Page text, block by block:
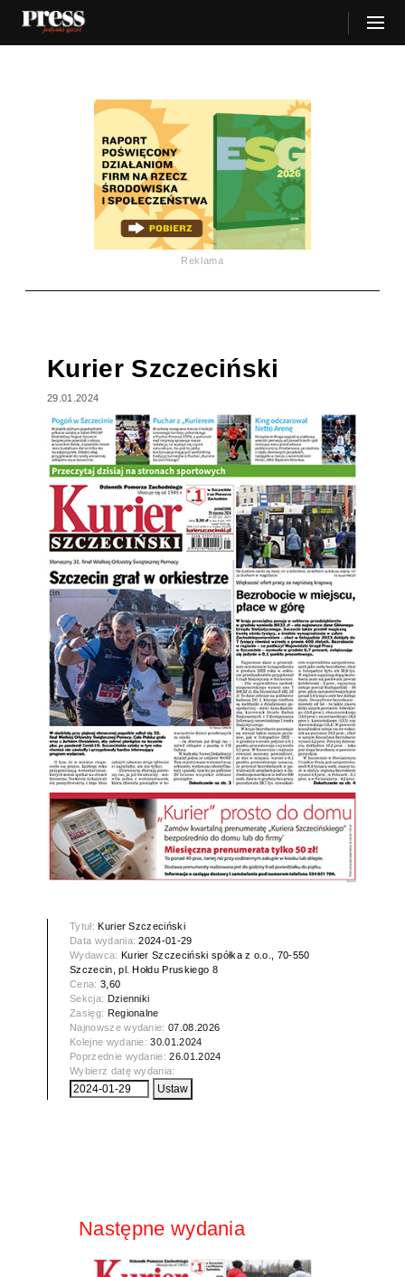
Reklama
Kurier Szczeciński
29.01.2024
Tytuł:Kurier Szczeciński
Data wydania:2024-01-29
Wydawca: Kurier Szczeciński spółka z o.o., 70-550
Szczecin, pl. Hołdu Pruskiego 8
Cena: 3,60
Sekcja: Dzienniki
Zasięg: Regionalne
Najnowsze wydanie:07.08.2026
Kolejne wydanie:30.01.2024
Poprzednie wydanie:26.01.2024
Wybierz datę wydania:
Następne wydania